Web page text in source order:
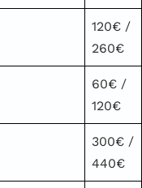
120€ /
260€
60€ /
120€
300€ /
440€